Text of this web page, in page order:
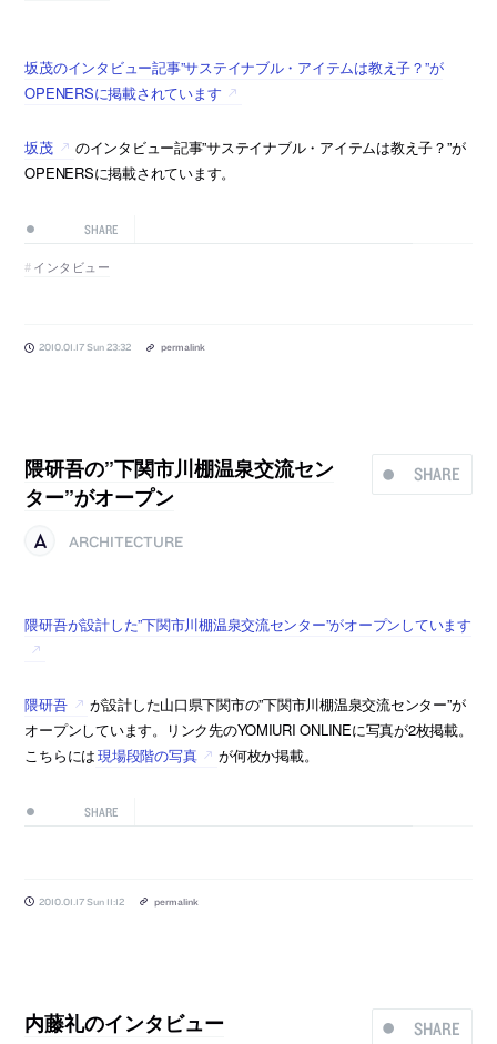
坂茂のインタビュー記事”サステイナブル・アイテムは教え子？”が
OPENERSに掲載されています
坂茂
のインタビュー記事”サステイナブル・アイテムは教え子？”が
OPENERSに掲載されています。
SHARE
インタビュー
2010.01.17 Sun 23:32 permalink
SHARE
隈研吾の”下関市川棚温泉交流セン
ター”がオープン
ARCHITECTURE
隈研吾が設計した”下関市川棚温泉交流センター”がオープンしています
隈研吾
が設計した山口県下関市の”下関市川棚温泉交流センター”が
オープンしています。リンク先のYOMIURI ONLINEに写真が2枚掲載。
こちらには現場段階の写真 が何枚か掲載。
SHARE
2010.01.17 Sun 11:12 permalink
SHARE
内藤礼のインタビュー